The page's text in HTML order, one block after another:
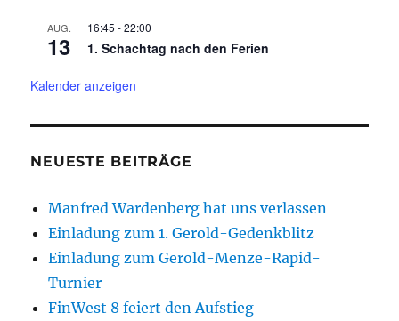
AUG.
13
16:45 -22:00
1. Schachtag nach den Ferien
Kalender anzeigen
NEUESTE BEITRÄGE
Manfred Wardenberg hat uns verlassen
Einladung zum 1. Gerold-Gedenkblitz
Einladung zum Gerold-Menze-Rapid-
Turnier
FinWest 8 feiert den Aufstieg